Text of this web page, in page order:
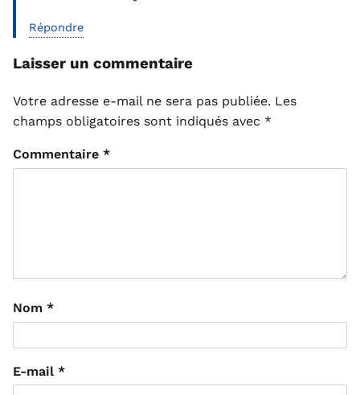
Répondre
Laisser un commentaire
Votre adresse e-mail ne sera pas publiée. Les
champs obligatoires sont indiqués avec *
Commentaire *
Nom *
E-mail *